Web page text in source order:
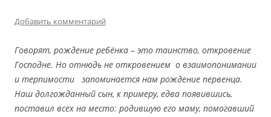
Добавить комментарий
Говорят, рождение ребёнка – это таинство, откровение
Господне. Но отнюдь не откровением о взаимопонимании
и терпимости запоминается нам рождение первенца.
Наш долгожданный сын, к примеру, едва появившись,
поставил всех на место: родившую его маму, помогавший